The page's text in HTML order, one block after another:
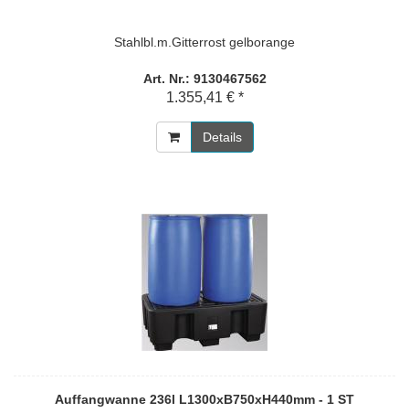
Stahlbl.m.Gitterrost gelborange
Art. Nr.: 9130467562
1.355,41 € *
Details
Auffangwanne 236l L1300xB750xH440mm - 1 ST